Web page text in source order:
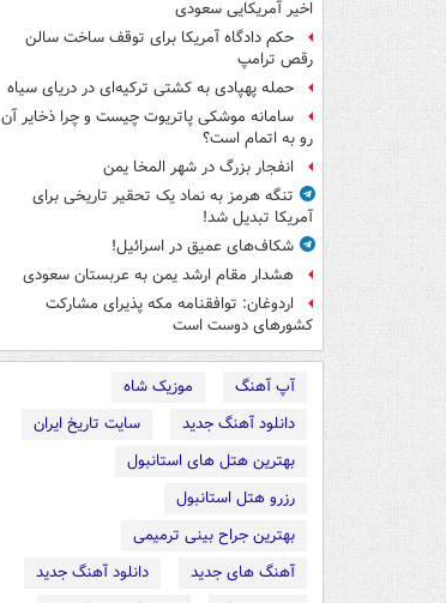
اخیر آمریکایی سعودی
حکم دادگاه آمریکا برای توقف ساخت سالن
رقص ترامپ
حمله پهپادی به کشتی ترکیه‌ای در دریای سیاه
سامانه موشکی پاتریوت چیست و چرا ذخایر آن
رو به اتمام است؟
انفجار بزرگ در شهر المخا یمن
تنگه هرمز به نماد یک تحقیر تاریخی برای
آمریکا تبدیل شد!
شکاف‌های عمیق در اسرائیل!
هشدار مقام ارشد یمن به عربستان سعودی
اردوغان: توافقنامه مکه پذیرای مشارکت
کشورهای دوست است
آپ آهنگ
موزیک شاه
دانلود آهنگ جدید
سایت تاریخ ایران
بهترین هتل های استانبول
رزرو هتل استانبول
بهترین جراح بینی ترمیمی
آهنگ های جدید
دانلود آهنگ جدید